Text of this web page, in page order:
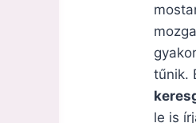
tűnik.
le is